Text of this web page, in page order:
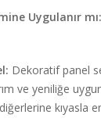
Uygulanır mı:
Dekoratif panel
ve yeniliğe
kıyasla